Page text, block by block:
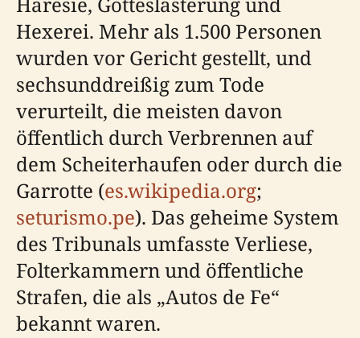
Hexerei. Mehr als 1.500 Personen
wurden vor Gericht gestellt, und
sechsunddreißig zum Tode
verurteilt, die meisten davon
öffentlich durch Verbrennen auf
dem Scheiterhaufen oder durch die
Garrotte (es.wikipedia.org;
seturismo.pe). Das geheime System
des Tribunals umfasste Verliese,
Folterkammern und öffentliche
Strafen, die als „Autos de Fe“
bekannt waren.